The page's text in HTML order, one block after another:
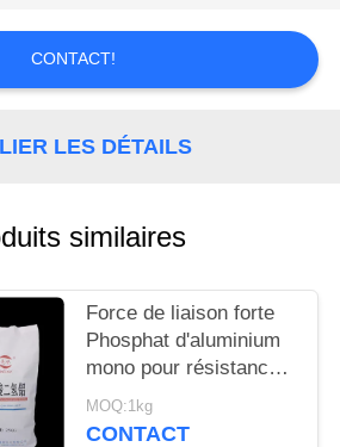
CONTACT!
LES DÉTAILS
similaires
Force de liaison forte
Phosphat d'aluminium
mono pour résistance à
haute température
Poudre de phosphat de
MOQ:1kg
CONTACT